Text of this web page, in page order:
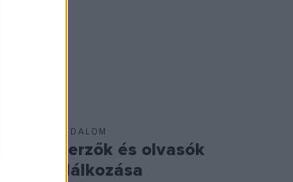
IRODALOM
Szerzők és olvasók
találkozása